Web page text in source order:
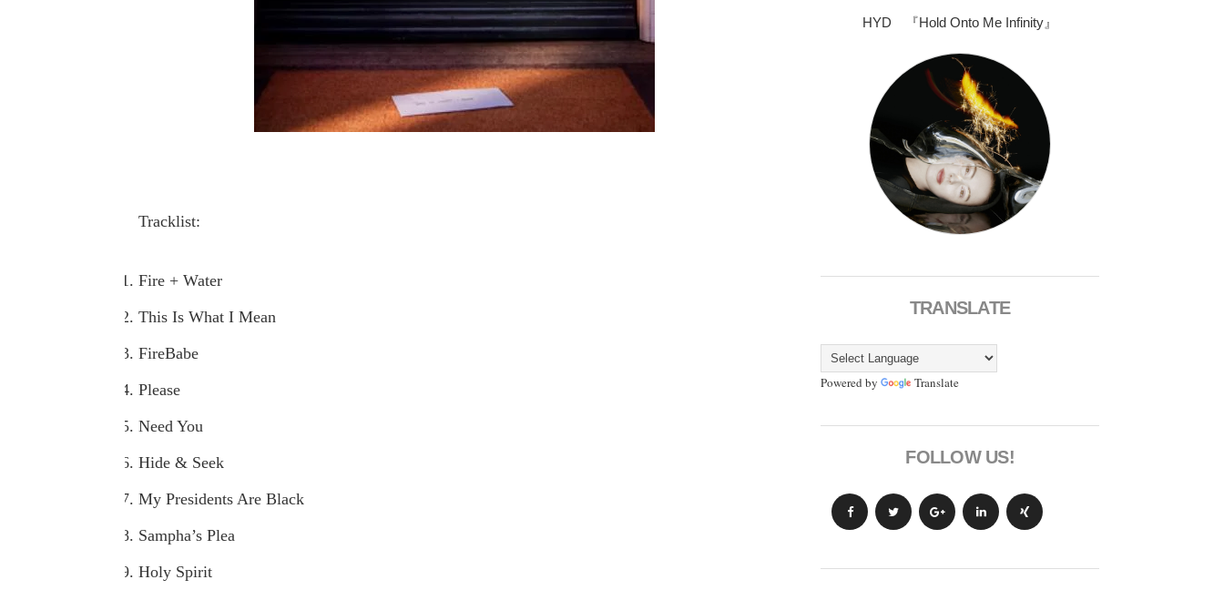
Tracklist:
Fire + Water
This Is What I Mean
FireBabe
Please
Need You
Hide & Seek
My Presidents Are Black
Sampha’s Plea
Holy Spirit
HYD 『Hold Onto Me Infinity』
TRANSLATE
Powered by Translate
FOLLOW US!